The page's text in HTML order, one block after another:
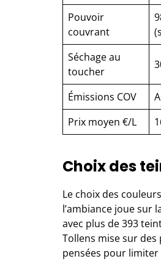
Pouvoir
couvrant
Séchage au
toucher
Émissions COV
Prix moyen €/L
Choix des
Le choix des
l’ambiance joue sur
avec plus de 393
Tollens mise sur
pensées pour limiter